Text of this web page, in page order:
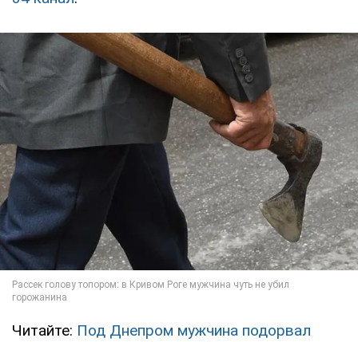
Читайте: Под Днепром мужчина подорвал